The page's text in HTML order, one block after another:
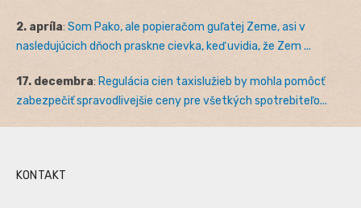
2. apríla: Som Pako, ale popieračom guľatej Zeme, asi v
nasledujúcich dňoch praskne cievka, keď uvidia, že Zem ...
17. decembra: Regulácia cien taxislužieb by mohla pomôcť
zabezpečiť spravodlivejšie ceny pre všetkých spotrebiteľo...
KONTAKT